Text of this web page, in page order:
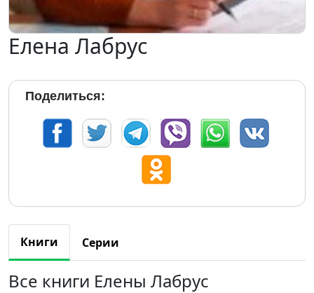
Елена Лабрус
Поделиться:
Книги Серии
Все книги Елены Лабрус